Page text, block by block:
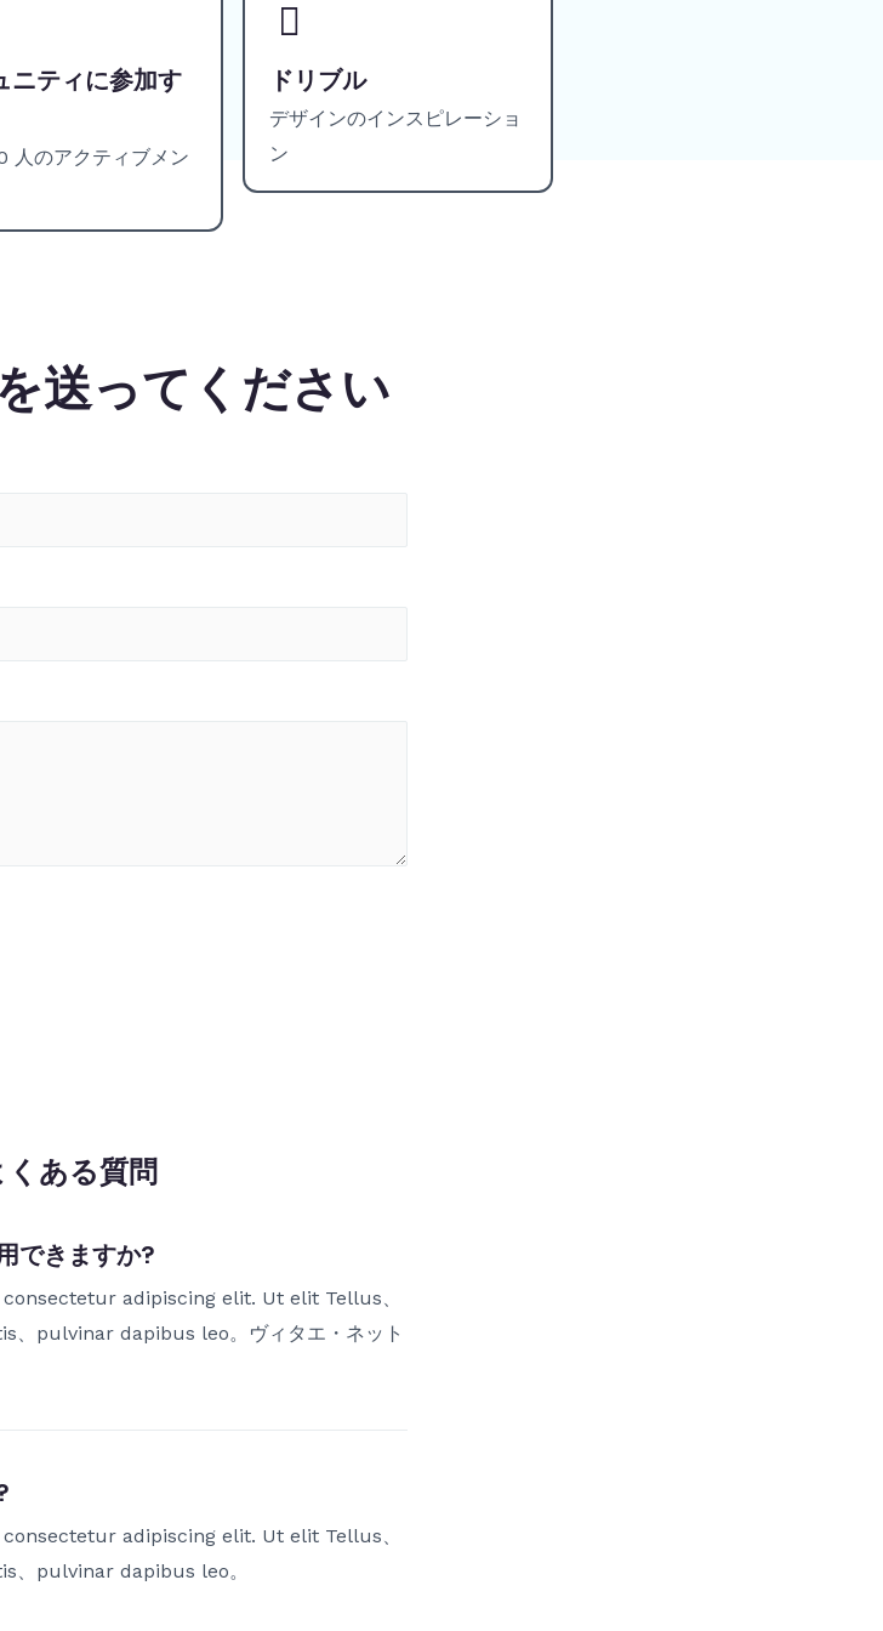
ニティに参加す
人のアクティブメン
ドリブル
デザインのインスピレーショ
ン
送ってください
くある質問
できますか?
adipiscing elit. Ut elit Tellus、
pulvinar dapibus leo。ヴィタエ・ネット
adipiscing elit. Ut elit Tellus、
pulvinar dapibus leo。